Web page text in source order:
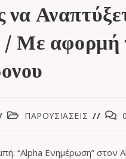
/ Με αφορμή
ΠΑΡΟΥΣΙΑΣΕΙΣ
“Αlpha Ενημέρωση”